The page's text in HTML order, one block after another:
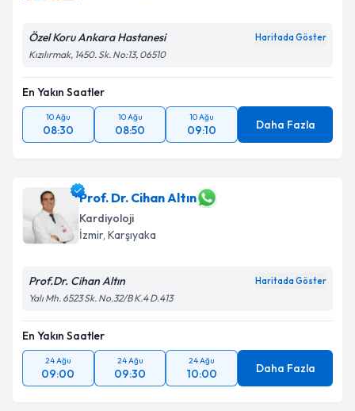
Özel Koru Ankara Hastanesi Haritada Göster
Kızılırmak, 1450. Sk. No:13, 06510
En Yakın Saatler
10 Ağu
08:30
10 Ağu
08:50
10 Ağu
09:10 Daha Fazla
Prof. Dr. Cihan Altın
Kardiyoloji
İzmir, Karşıyaka
Prof.Dr. Cihan Altın Haritada Göster
Yalı Mh. 6523 Sk. No.32/B K.4 D.413
En Yakın Saatler
24 Ağu
09:00
24 Ağu
09:30
24 Ağu
10:00 Daha Fazla